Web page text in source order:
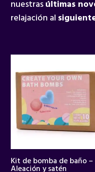
nuestrasúltimas
relajación al
Kit de bomba de baño –
Aleación y satén